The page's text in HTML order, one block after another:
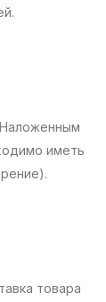
Наложенным
иметь
товара